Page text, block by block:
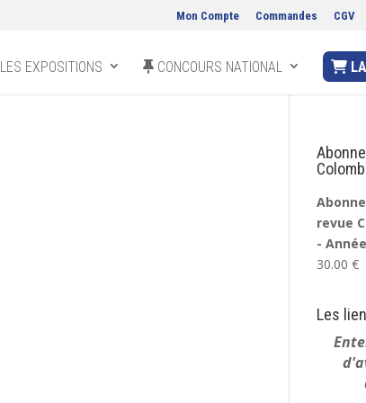
Mon Compte Commandes CGV
LES EXPOSITIONS CONCOURS NATIONAL
revue
-
30.00€
Les